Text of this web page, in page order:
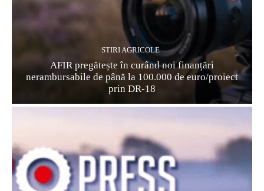
STIRI AGRICOLE
AFIR pregătește în curând noi finanțări
nerambursabile de până la 100.000 de euro/proiect
prin DR-18